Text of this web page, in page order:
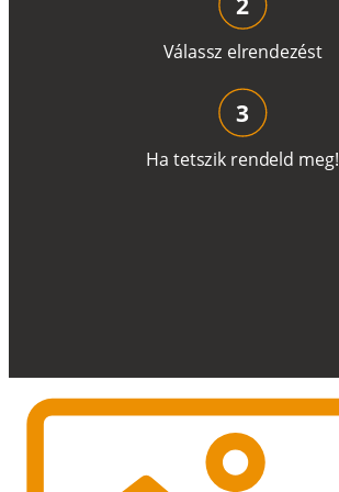
Válassz elrendezést
Ha tetszik rendeld meg!
3